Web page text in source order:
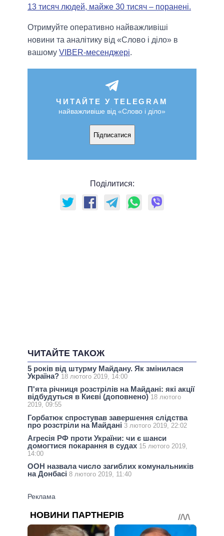
13 тисяч людей, майже 30 тисяч – поранені.
Отримуйте оперативно найважливіші
новини та аналітику від «Слово і діло» в
вашому VIBER-месенджері.
ЧИТАЙТЕ У TELEGRAM
найважливіше від «Слово і діло»
Підписатися
Поділитися:
ЧИТАЙТЕ ТАКОЖ
5 років від штурму Майдану. Як змінилася
Україна? 18 лютого 2019, 14:00
П'ята річниця розстрілів на Майдані: які акції
відбудуться в Києві (доповнено) 18 лютого
2019, 09:55
Горбатюк спростував завершення слідства
про розстріли на Майдані 3 лютого 2019, 22:02
Агресія РФ проти України: чи є шанси
домогтися покарання в судах 15 лютого 2019,
14:00
ООН назвала число загиблих комунальників
на Донбасі 8 лютого 2019, 11:40